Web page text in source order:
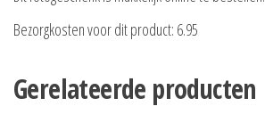
Bezorgkosten voor dit product: 6.95
Gerelateerde producten